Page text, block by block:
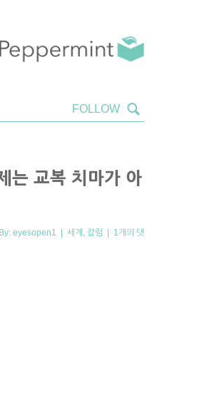
는 교복 치마가 아
eyesopen1 | 세계 칼럼 | 1개의 댓